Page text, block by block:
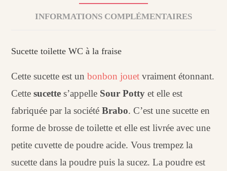
INFORMATIONS COMPLÉMENTAIRES
Sucette toilette WC à la fraise
Cette sucette est unbonbon jouet vraiment étonnant.
Cettesucette s’appelle Sour Potty et elle est
fabriquée par la sociétéBrabo. C’est une sucette en
forme de brosse de toilette et elle est livrée avec une
petite cuvette de poudre acide. Vous trempez la
sucette dans la poudre puis la sucez. La poudre est